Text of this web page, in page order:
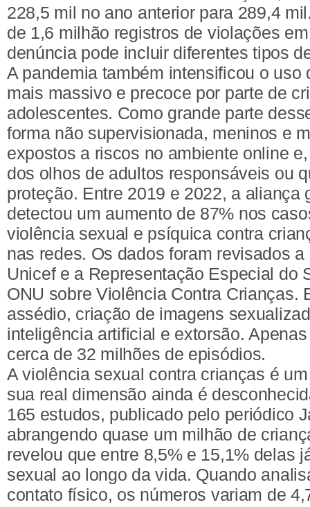
228,5 mil no ano anterior para 289,4
de 1,6 milhão registros de violações
denúncia pode incluir diferentes tipos
A pandemia também intensificou o uso
mais massivo e precoce por parte de
adolescentes. Como grande parte
forma não supervisionada, meninos e
expostos a riscos no ambiente online
dos olhos de adultos responsáveis ou
proteção. Entre 2019 e 2022, a aliança
detectou um aumento de 87% nos
violência sexual e psíquica contra
nas redes. Os dados foram revisados
Unicef e a Representação Especial do
ONU sobre Violência Contra Crianças.
assédio, criação de imagens
inteligência artificial e extorsão.
cerca de 32 milhões de episódios.
A violência sexual contra crianças é
sua real dimensão ainda é
165 estudos, publicado pelo periódico
abrangendo quase um milhão de
revelou que entre 8,5% e 15,1% delas
sexual ao longo da vida. Quando
contato físico, os números variam de